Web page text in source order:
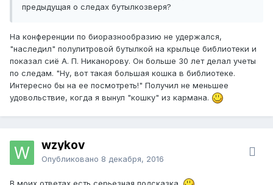
предыдущая о следах бутылкозверя?
На конференции по биоразнообразию не удержался,
"наследил" полулитровой бутылкой на крыльце библиотеки и
показал сиё А. П. Никанорову. Он больше 30 лет делал учеты
по следам. "Ну, вот такая большая кошка в библиотеке.
Интересно бы на ее посмотреть!" Получил не меньшее
удовольствие, когда я вынул "кошку" из кармана.
wzykov
Опубликовано 8 декабря, 2016